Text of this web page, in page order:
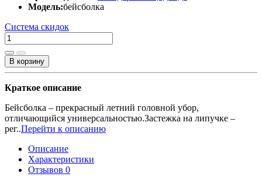
Модель:бейсболка
Система скидок
В корзину
Краткое описание
Бейсболка – прекрасный летний головной убор,
отличающийся универсальностью.Застежка на липучке –
рег..Перейти к описанию
Описание
Характеристики
Отзывов 0